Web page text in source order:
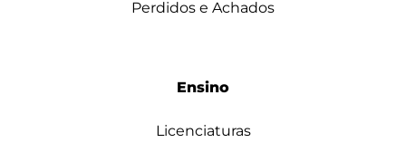
Perdidos e Achados
Ensino
Licenciaturas